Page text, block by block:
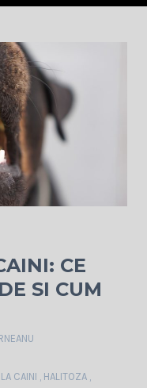
CE
SI CUM
CAINI
HALITOZA